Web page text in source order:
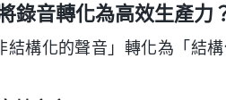
錄音轉化為高效生產力
構化的聲音」轉化為「結